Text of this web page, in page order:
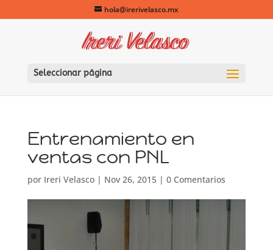
hola@irerivelasco.mx
Seleccionar página
Entrenamiento en
ventas con PNL
por Ireri Velasco| Nov 26, 2015| 0 Comentarios